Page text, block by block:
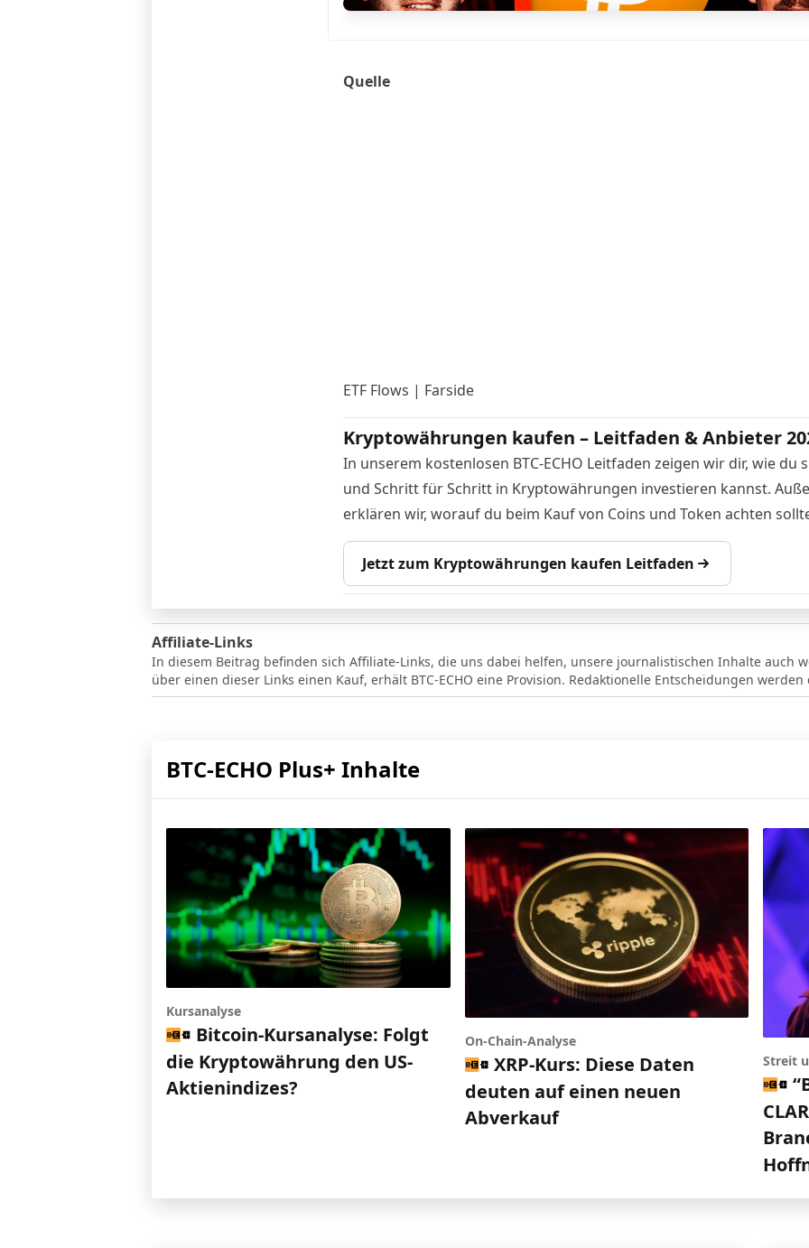
Quelle
ETF Flows | Farside
Kryptowährungen kaufen – Leitfaden & Anbieter
In unserem kostenlosen BTC-ECHO Leitfaden zeigen wir dir, wie du
und Schritt für Schritt in Kryptowährungen investieren kannst.
erklären wir, worauf du beim Kauf von Coins und Token achten
Jetzt zum Kryptowährungen kaufen Leitfaden
Affiliate-Links
In diesem Beitrag befinden sich Affiliate-Links, die uns dabei helfen, unsere journalistischen Inhalte auch
über einen dieser Links einen Kauf, erhält BTC-ECHO eine Provision. Redaktionelle Entscheidungen
BTC-ECHO Plus+ Inhalte
Kursanalyse
Bitcoin-Kursanalyse: Folgt
die Kryptowährung den US-
Aktienindizes?
On-Chain-Analyse
XRP-Kurs: Diese Daten
deuten auf einen neuen
Abverkauf
Streit